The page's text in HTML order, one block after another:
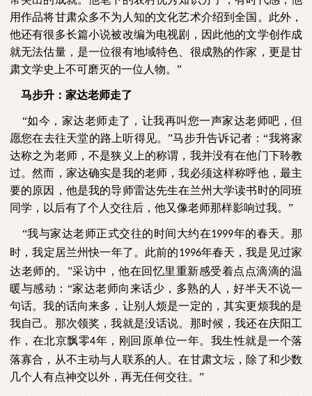
用作品将甘肃众多不为人知的文化艺术介绍到全国。此外，
他还有很多长篇小说被改编为电视剧，因此他的文学创作成
就无法估量，是一位很有地域特色、很成熟的作家，更是甘
肃文学史上不可磨灭的一位人物。”
马步升：家达老师走了
“如今，家达老师走了，让我再叫您一声家达老师吧，但
愿您在去往天堂的路上听得见。”马步升告诉记者：“我将家
达称之为老师，不是狭义上的称谓，我并没有在他门下聆教
过。然而，家达确实是我的老师，我必须这样称呼他，最主
要的原因，他是我的导师雷达先生在兰州大学读书时的同班
同学，以后有了个人交往后，他又像老师那样影响过我。”
“我与家达老师正式交往的时间大约在1999年的春天。那
时，我定居兰州快一年了。此前的1996年春天，我是见过家
达老师的。”采访中，他在回忆里重新感受着点点滴滴的温
暖与感动：“家达老师向来话少，多熟的人，好半天不说一
句话。我的话向来多，让别人烦是一定的，其实更烦我的是
我自己。那次领奖，我就是没话说。那时候，我还在庆阳工
作，在北京飘零4年，刚回原单位一年。我生性就是一个落
落寡合，从不主动与人联系的人。在甘肃文坛，除了和少数
几个人有点神交以外，再无任何交往。”